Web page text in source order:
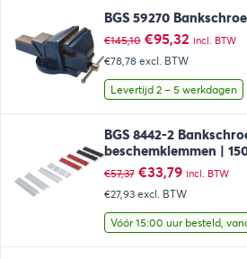
BGS 59270
€145,10 Oorspronkelijke
prijs
was:
€145,10.
€95,32Huidige
prijs
€95,32.
incl. BTW
€78,78 excl. BTW
Levertijd 2 – 5 werkdagen
BGS 8442-2
beschemklemmen |
€57,37 Oorspronkelijke
prijs
was:
€57,37.
€33,79Huidige
prijs
is:
€33,79.
incl. BTW
€27,93 excl. BTW
Vóór 15:00 uur besteld,